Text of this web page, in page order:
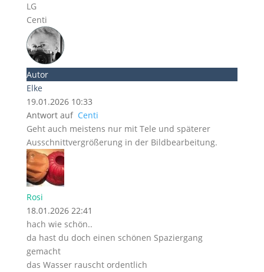
LG
Centi
Autor
Elke
19.01.2026 10:33
Antwort auf Centi
Geht auch meistens nur mit Tele und späterer
Ausschnittvergrößerung in der Bildbearbeitung.
Rosi
18.01.2026 22:41
hach wie schön..
da hast du doch einen schönen Spaziergang
gemacht
das Wasser rauscht ordentlich